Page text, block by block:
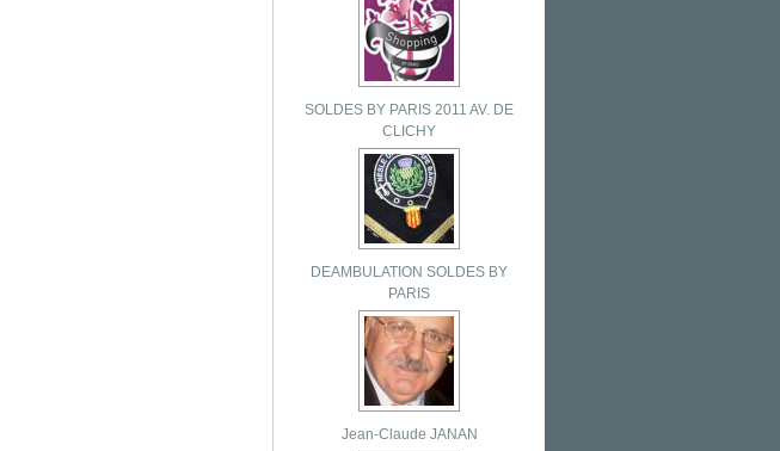
SOLDES BY PARIS 2011 AV. DE
CLICHY
DEAMBULATION SOLDES BY
PARIS
Jean-Claude JANAN